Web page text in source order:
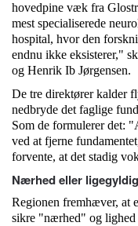
hovedpine væk fra
mest specialiserede
hospital, hvor den
endnu ikke eksisterer,"
og Henrik Ib Jørgensen.
De tre direktører kalder
nedbryde det faglige
Som de formulerer det:
ved at fjerne
forvente, at det stadig
Nærhed eller
Regionen fremhæver, at
sikre "nærhed" og lighed